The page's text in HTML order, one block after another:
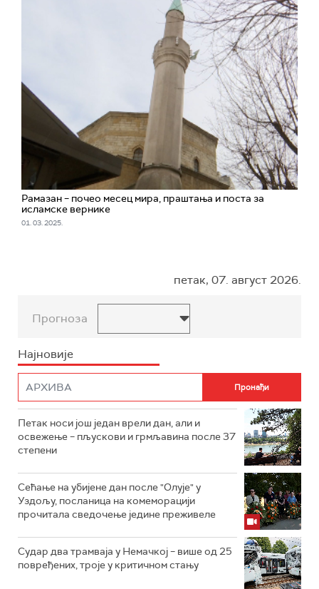
Рамазан – почео месец мира, праштања и поста за
исламске вернике
01. 03. 2025.
петак, 07. август 2026.
Прогноза
Најновије
Петак носи још један врели дан, али и
освежење – пљускови и грмљавина после 37
степени
Сећање на убијене дан после "Олује" у
Уздољу, посланица на комеморацији
прочитала сведочење једине преживеле
Судар два трамваја у Немачкој – више од 25
повређених, троје у критичном стању